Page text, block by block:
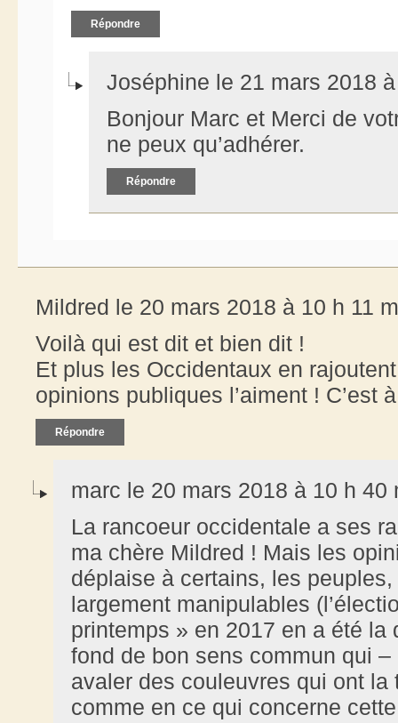
Répondre
Joséphine le 21 mars 2018
Bonjour Marc et Merci de
ne peux qu’adhérer.
Répondre
Mildred le 20 mars 2018 à 10 h 11
Voilà qui est dit et bien dit !
Et plus les Occidentaux en
opinions publiques l’aiment ! C’est
Répondre
marc le 20 mars 2018 à 10 h 40
La rancoeur occidentale a ses
ma chère Mildred ! Mais les
déplaise à certains, les
largement manipulables
printemps » en 2017 en a été
fond de bon sens commun qui
avaler des couleuvres qui ont la
comme en ce qui concerne